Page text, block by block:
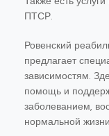
ПТСР.
Ровенский
предлагает
зависимостям.
помощь и
заболеванием,
нормальной